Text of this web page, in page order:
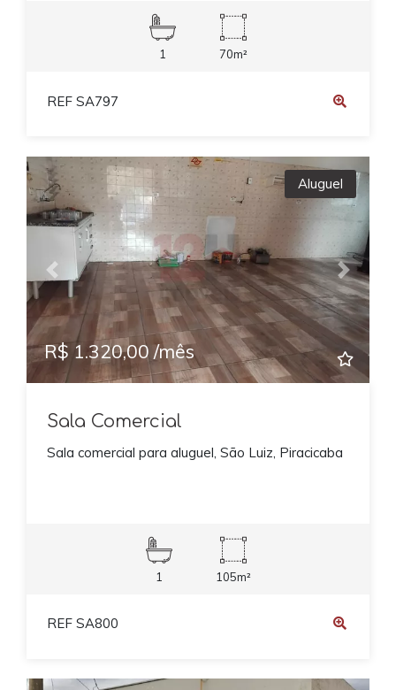
1 70m²
REF SA797
Previous Next
Aluguel
R$ 1.320,00 /mês
Sala Comercial
Sala comercial para aluguel, São Luiz, Piracicaba
1 105m²
REF SA800